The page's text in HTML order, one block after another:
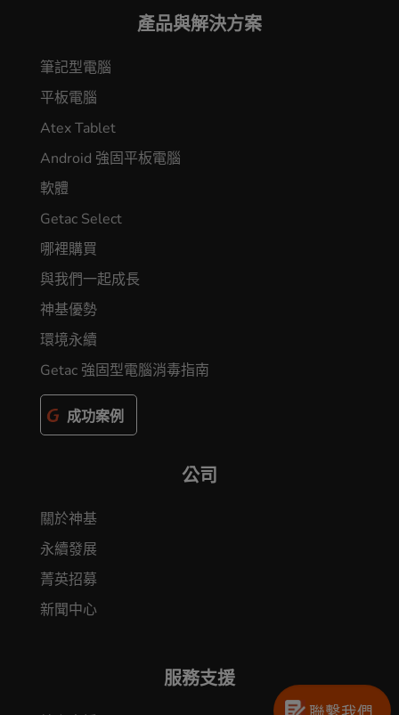
產品與解決方案
筆記型電腦
平板電腦
Atex Tablet
Android 強固平板電腦
軟體
Getac Select
哪裡購買
與我們一起成長
神基優勢
環境永續
Getac 強固型電腦消毒指南
成功案例
公司
關於神基
永續發展
菁英招募
新聞中心
服務支援
聯繫我們